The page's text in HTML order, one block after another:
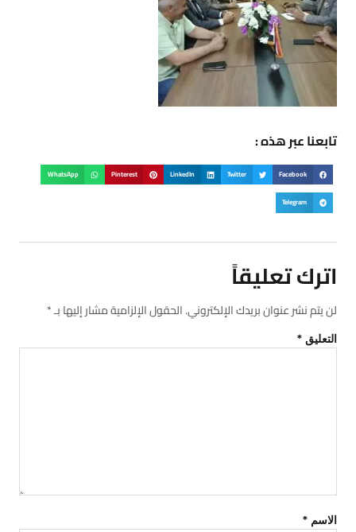
تابعنا عبر هذه :
Facebook
Twitter
LinkedIn
Pinterest
WhatsApp
Telegram
اترك تعليقاً
لن يتم نشر عنوان بريدك الإلكتروني.الحقول الإلزامية مشار إليها بـ*
التعليق *
الاسم *